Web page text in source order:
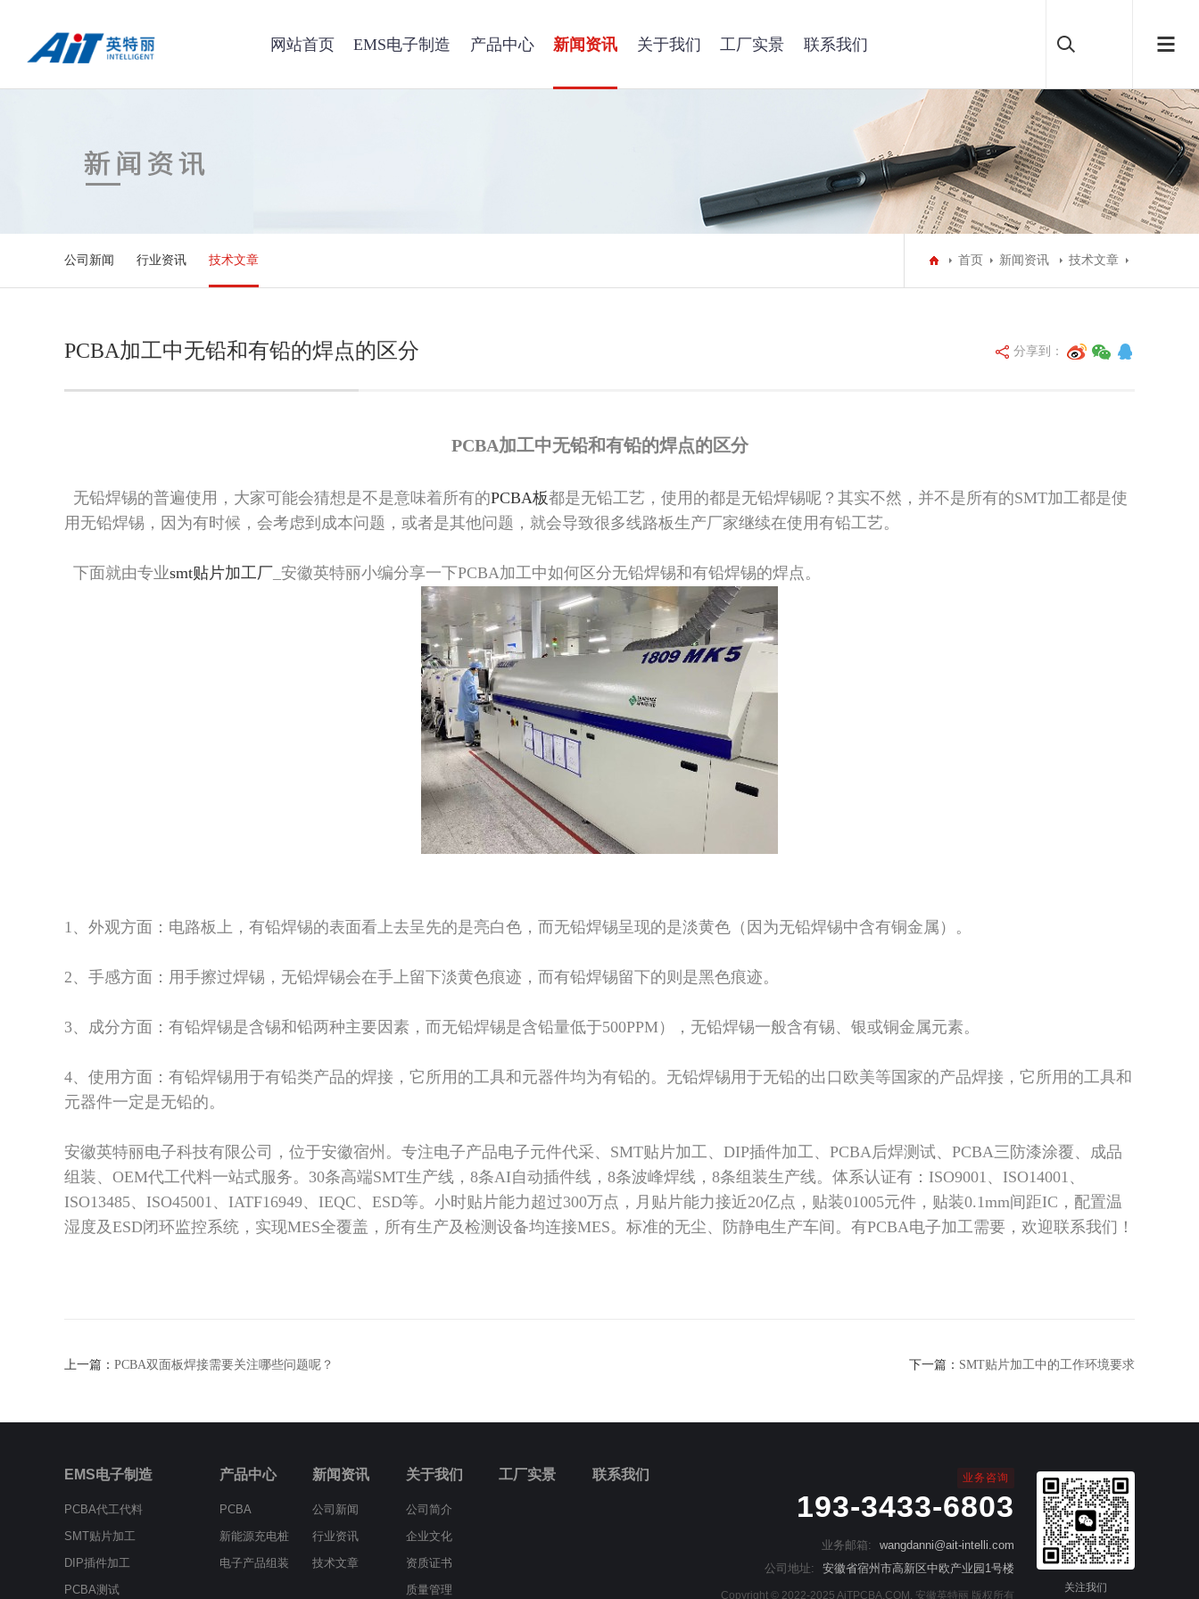
网站首页 EMS电子制造 产品中心 新闻资讯 关于我们 工厂实景 联系我们
公司新闻 行业资讯 技术文章 首页 新闻资讯 技术文章
PCBA加工中无铅和有铅的焊点的区分 分享到：
PCBA加工中无铅和有铅的焊点的区分
无铅焊锡的普遍使用，大家可能会猜想是不是意味着所有的PCBA板都是无铅工艺，使用的都是无铅焊锡呢？其实不然，并不是所有的SMT加工都是使
用无铅焊锡，因为有时候，会考虑到成本问题，或者是其他问题，就会导致很多线路板生产厂家继续在使用有铅工艺。
下面就由专业smt贴片加工厂 _安徽英特丽小编分享一下PCBA加工中如何区分无铅焊锡和有铅焊锡的焊点。
1、外观方面：电路板上，有铅焊锡的表面看上去呈先的是亮白色，而无铅焊锡呈现的是淡黄色（因为无铅焊锡中含有铜金属）。
2、手感方面：用手擦过焊锡，无铅焊锡会在手上留下淡黄色痕迹，而有铅焊锡留下的则是黑色痕迹。
3、成分方面：有铅焊锡是含锡和铅两种主要因素，而无铅焊锡是含铅量低于500PPM），无铅焊锡一般含有锡、银或铜金属元素。
4、使用方面：有铅焊锡用于有铅类产品的焊接，它所用的工具和元器件均为有铅的。无铅焊锡用于无铅的出口欧美等国家的产品焊接，它所用的工具和
元器件一定是无铅的。
安徽英特丽电子科技有限公司， 位于安徽宿州。 专注电子产品电子元件代采、 SMT贴片加工、DIP插件加工、PCBA后焊测试、PCBA三防漆涂覆、成品
组装、OEM代工代料一站式服务。30条高端SMT生产线，8条AI自动插件线，8条波峰焊线，8条组装生产线。体系认证有： ISO9001、ISO14001、
ISO13485、ISO45001、IATF16949、IEQC、ESD等。 小时贴片能力超过300万点，月贴片能力接近20亿点，贴装01005元件，贴装0.1mm间距IC，配置温
湿度及ESD闭环监控系统，实现MES全覆盖，所有生产及检测设备均连接MES。 标准的无尘、防静电生产车间 。 有PCBA电子加工需要，欢迎联系我们！
上一篇： PCBA双面板焊接需要关注哪些问题呢？ 下一篇： SMT贴片加工中的工作环境要求
EMS电子制造
PCBA代工代料
SMT贴片加工
DIP插件加工
PCBA测试
产品中心
PCBA
新能源充电桩
电子产品组装
新闻资讯
公司新闻
行业资讯
技术文章
关于我们
公司简介
企业文化
资质证书
质量管理
工厂实景 联系我们 业务咨询
193-3433-6803
业务邮箱:
wangdanni@ait-intelli.com
公司地址:
安徽省宿州市高新区中欧产业园1号楼
Copyright © 2022-2025 AiTPCBA.COM. 安徽英特丽 版权所有
关注我们